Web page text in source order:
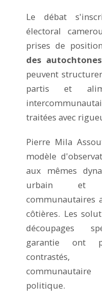
Le débat
électoral
prises de
des autochtones
peuvent
partis et
traitées avec
Pierre Mila
modèle
aux mêmes
urbain et
communautaires
côtières. Les
découpages
garantie ont
contrastés,
politique.